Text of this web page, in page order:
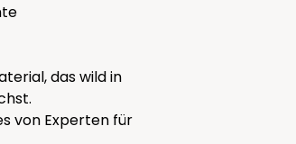
das wild in
von Experten für